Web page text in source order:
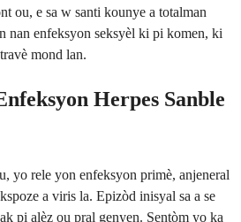
ou, e sa w santi kounye a totalman
nan enfeksyon seksyèl ki pi komen, ki
mond lan.
Herpes Sanble
yo rele yon enfeksyon primè, anjeneral
a viris la. Epizòd inisyal sa a se
pi alèz ou pral genyen. Sentòm yo ka